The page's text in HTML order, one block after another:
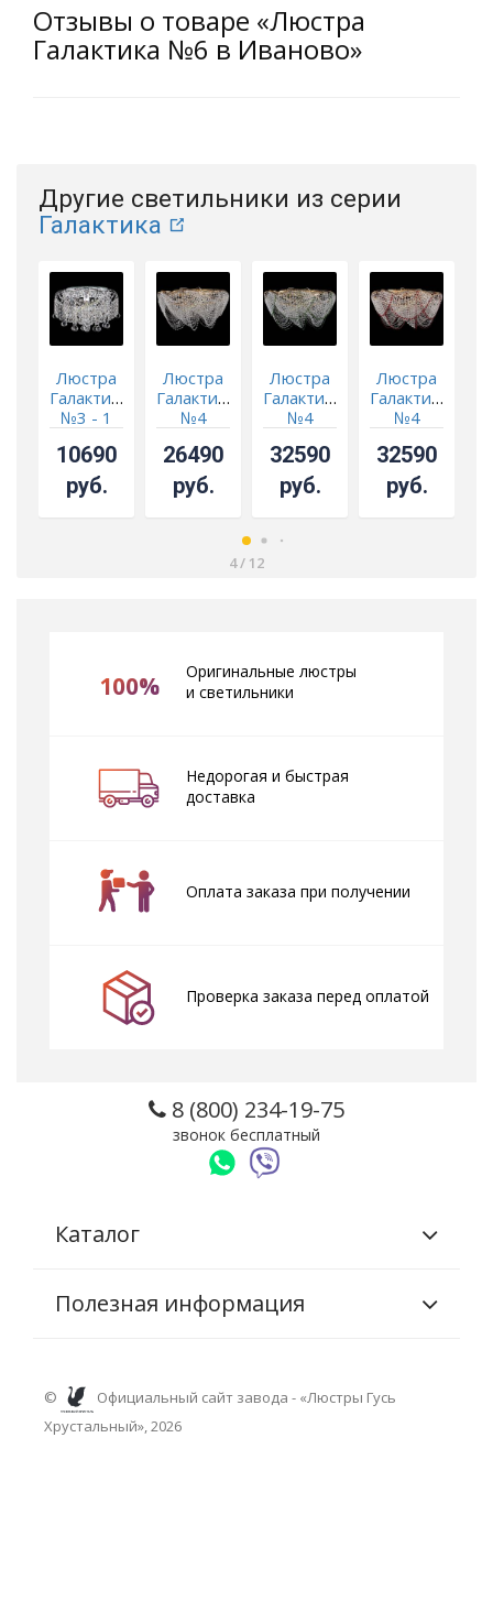
Отзывы о товаре «Люстра
Галактика №6 в Иваново»
Другие светильники из серии
Галактика
Люстра
Галактика
№3 - 1
10690
руб.
Люстра
Галактика
№4
26490
руб.
Люстра
Галактика
№4
32590
руб.
Люстра
Галактика
№4
32590
руб.
4/ 12
100%
Оригинальные люстры
и светильники
Недорогая и быстрая
доставка
Оплата заказа при получении
Проверка заказа перед оплатой
8 (800) 234-19-75
звонок бесплатный
Каталог
Полезная информация
©
Официальный сайт завода - «Люстры Гусь
Хрустальный», 2026